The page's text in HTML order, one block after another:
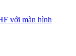
với màn hình